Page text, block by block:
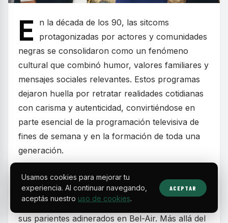
E
n la década de los 90, las sitcoms
protagonizadas por actores y comunidades
negras se consolidaron como un fenómeno
cultural que combinó humor, valores familiares y
mensajes sociales relevantes. Estos programas
dejaron huella por retratar realidades cotidianas
con carisma y autenticidad, convirtiéndose en
parte esencial de la programación televisiva de
fines de semana y en la formación de toda una
generación.
Series comoThe Fresh Prince of Bel-Air
mostraron la historia de un joven de Filadelfia
que, tras meterse en problemas, se muda con
sus parientes adinerados en Bel-Air. Más allá del
Usamos cookies para mejorar tu
experiencia. Al continuar navegando,
aceptás nuestro uso de cookies.
ACEPTAR